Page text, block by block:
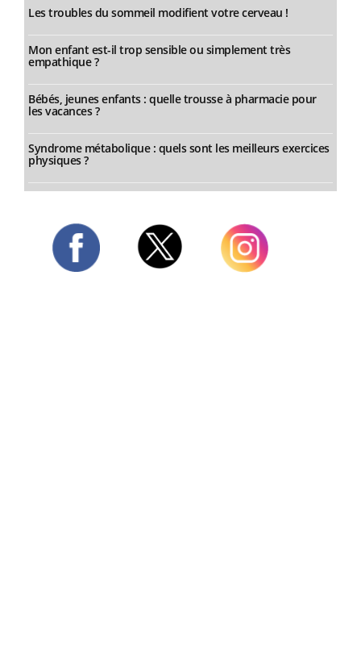
Les troubles du sommeil modifient votre cerveau !
Mon enfant est-il trop sensible ou simplement très
empathique ?
Bébés, jeunes enfants : quelle trousse à pharmacie pour
les vacances ?
Syndrome métabolique : quels sont les meilleurs exercices
physiques ?